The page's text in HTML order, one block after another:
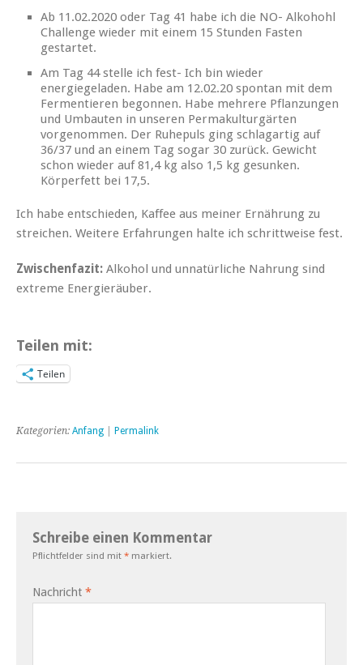
Ab 11.02.2020 oder Tag 41 habe ich die NO- Alkohohl
Challenge wieder mit einem 15 Stunden Fasten
gestartet.
Am Tag 44 stelle ich fest- Ich bin wieder
energiegeladen. Habe am 12.02.20 spontan mit dem
Fermentieren begonnen. Habe mehrere Pflanzungen
und Umbauten in unseren Permakulturgärten
vorgenommen. Der Ruhepuls ging schlagartig auf
36/37 und an einem Tag sogar 30 zurück. Gewicht
schon wieder auf 81,4 kg also 1,5 kg gesunken.
Körperfett bei 17,5.
Ich habe entschieden, Kaffee aus meiner Ernährung zu
streichen. Weitere Erfahrungen halte ich schrittweise fest.
Zwischenfazit: Alkohol und unnatürliche Nahrung sind
extreme Energieräuber.
Teilen mit:
Teilen
Kategorien: Anfang Permalink
Schreibe einen Kommentar
Pflichtfelder sind mit * markiert.
Nachricht *